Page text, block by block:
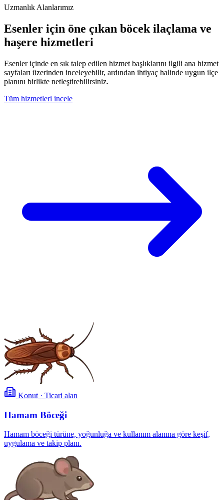
Uzmanlık Alanlarımız
Esenler için öne çıkan böcek ilaçlama ve
haşere hizmetleri
Esenler içinde en sık talep edilen hizmet başlıklarını ilgili ana hizmet
sayfaları üzerinden inceleyebilir, ardından ihtiyaç halinde uygun ilçe
planını birlikte netleştirebilirsiniz.
Tüm hizmetleri incele
Konut · Ticari alan
Hamam Böceği
Hamam böceği türüne, yoğunluğa ve kullanım alanına göre keşif,
uygulama ve takip planı.